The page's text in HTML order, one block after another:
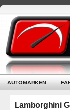
AUTOMARKEN
Lamborghini